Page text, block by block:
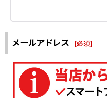
メールアドレス [必須]